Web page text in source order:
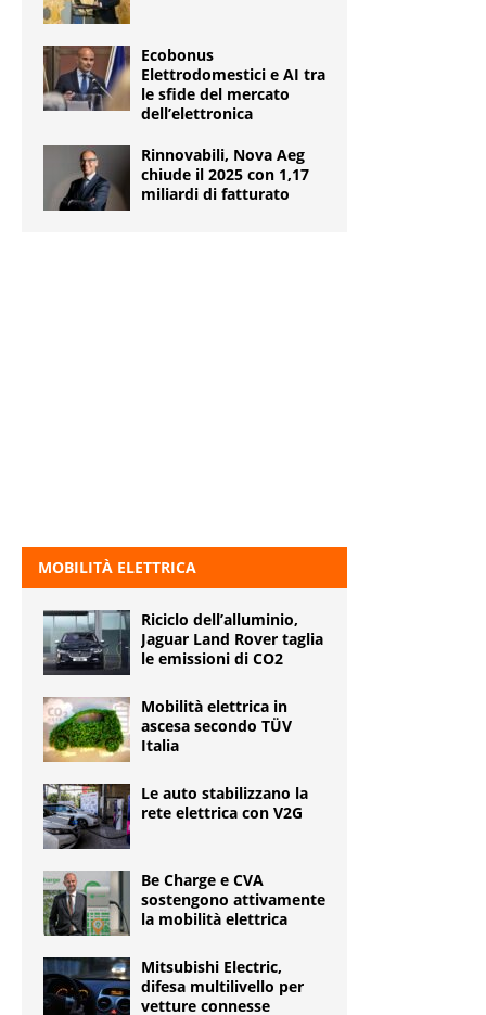
Ecobonus
Elettrodomestici e AI tra
le sfide del mercato
dell’elettronica
Rinnovabili, Nova Aeg
chiude il 2025 con 1,17
miliardi di fatturato
MOBILITÀ ELETTRICA
Riciclo dell’alluminio,
Jaguar Land Rover taglia
le emissioni di CO2
Mobilità elettrica in
ascesa secondo TÜV
Italia
Le auto stabilizzano la
rete elettrica con V2G
Be Charge e CVA
sostengono attivamente
la mobilità elettrica
Mitsubishi Electric,
difesa multilivello per
vetture connesse